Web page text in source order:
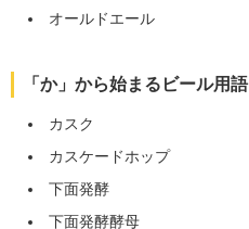
オールドエール
「か」から始まるビール用語
カスク
カスケードホップ
下面発酵
下面発酵酵母